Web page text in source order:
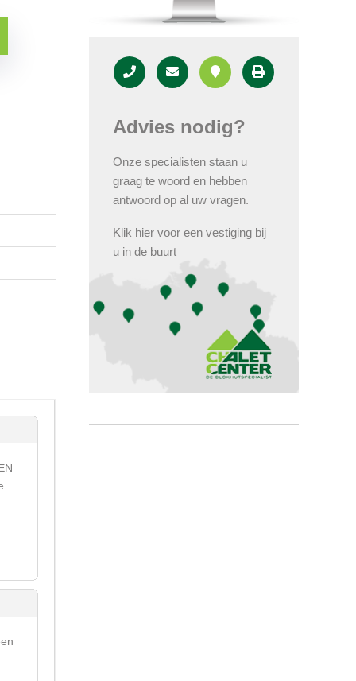
Advies nodig?
Onze specialisten staan u
graag te woord en hebben
antwoord op al uw vragen.
Klik hier voor een vestiging bij
u in de buurt